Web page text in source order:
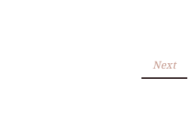
Next